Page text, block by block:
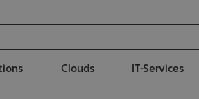
Clouds IT-Services